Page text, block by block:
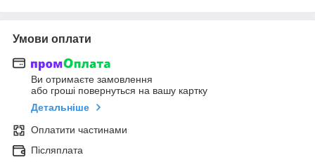
Умови оплати
Ви отримаєте замовлення
або гроші повернуться на вашу картку
Детальніше
Оплатити частинами
Післяплата